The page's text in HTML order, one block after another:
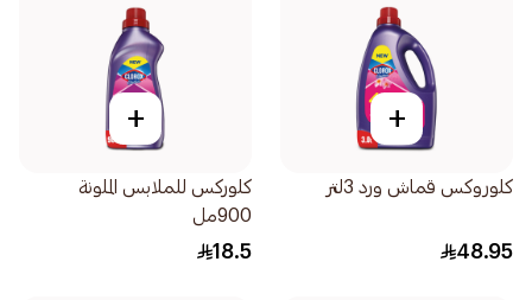
+
كلوروكس قماش ورد 3لتر
48.95
+
كلوركس للملابس الملونة
900مل
18.5